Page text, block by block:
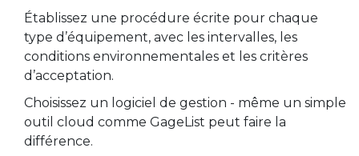
Établissez une procédure écrite pour chaque
type d’équipement, avec les intervalles, les
conditions environnementales et les critères
d’acceptation.
Choisissez un logiciel de gestion - même un simple
outil cloud comme GageList peut faire la
différence.